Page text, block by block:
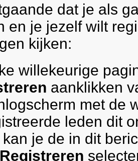
dat je als
en je jezelf wilt
kijken:
willekeurige
aanklikken
met de
leden dit
je de in dit
Registreren